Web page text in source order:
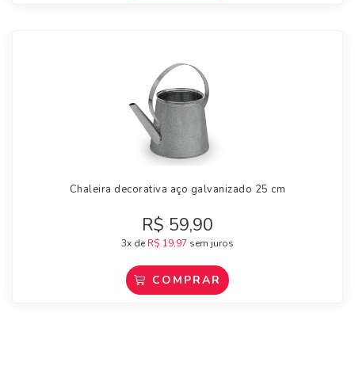
Chaleira decorativa aço galvanizado 25 cm
R$ 59,90
3x de R$ 19,97 sem juros
COMPRAR